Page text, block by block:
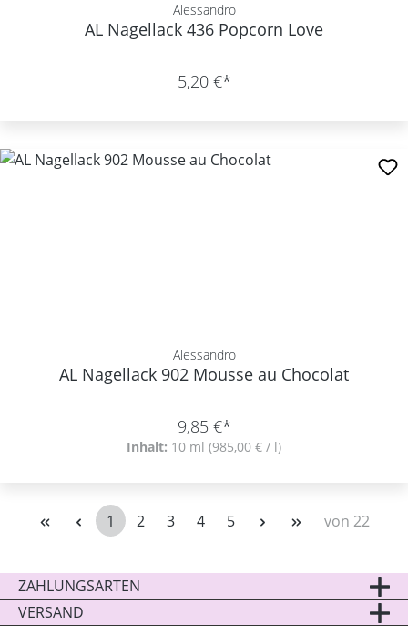
Alessandro
AL Nagellack 436 Popcorn Love
5,20 €*
Alessandro
AL Nagellack 902 Mousse au Chocolat
9,85 €*
Inhalt: 10 ml (985,00 € / l)
Seite
1 Seite
2 Seite
3 Seite
4 Seite
5 von 22
ZAHLUNGSARTEN
VERSAND